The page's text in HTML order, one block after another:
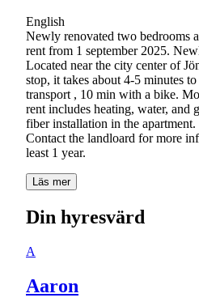
English
Newly renovated two bedrooms
rent from 1 september 2025.
Located near the city center of
stop, it takes about 4-5 minutes
transport , 10 min with a bike.
rent includes heating, water, and
fiber installation in the
Contact the landloard for more
Läs mer
Din hyresvärd
A
Aaron